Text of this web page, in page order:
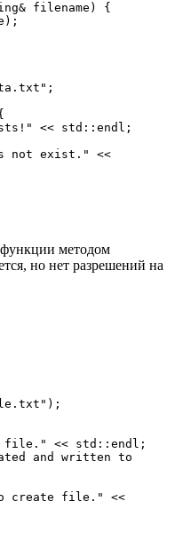
filename) {
<< std::endl;
функции методом
но нет разрешений на
file." << std::endl;